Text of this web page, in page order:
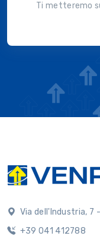
Ti metteremo
Via dell'Industria, 7
+39 041 412788